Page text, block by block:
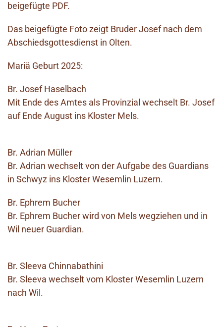
beigefügte PDF.
Das beigefügte Foto zeigt Bruder Josef nach dem
Abschiedsgottesdienst in Olten.
Mariä Geburt 2025:
Br. Josef Haselbach
Mit Ende des Amtes als Provinzial wechselt Br. Josef
auf Ende August ins Kloster Mels.
Br. Adrian Müller
Br. Adrian wechselt von der Aufgabe des Guardians
in Schwyz ins Kloster Wesemlin Luzern.
Br. Ephrem Bucher
Br. Ephrem Bucher wird von Mels wegziehen und in
Wil neuer Guardian.
Br. Sleeva Chinnabathini
Br. Sleeva wechselt vom Kloster Wesemlin Luzern
nach Wil.